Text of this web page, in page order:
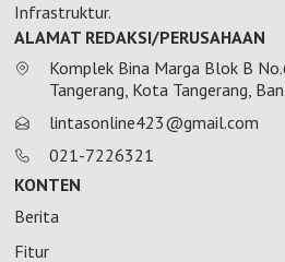
Infrastruktur.
ALAMAT REDAKSI/PERUSAHAAN
Komplek Bina Marga Blok B
Tangerang, Kota Tangerang,
lintasonline423@gmail.com
021-7226321
KONTEN
Berita
Fitur